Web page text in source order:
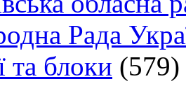
Рада
та блоки (579)